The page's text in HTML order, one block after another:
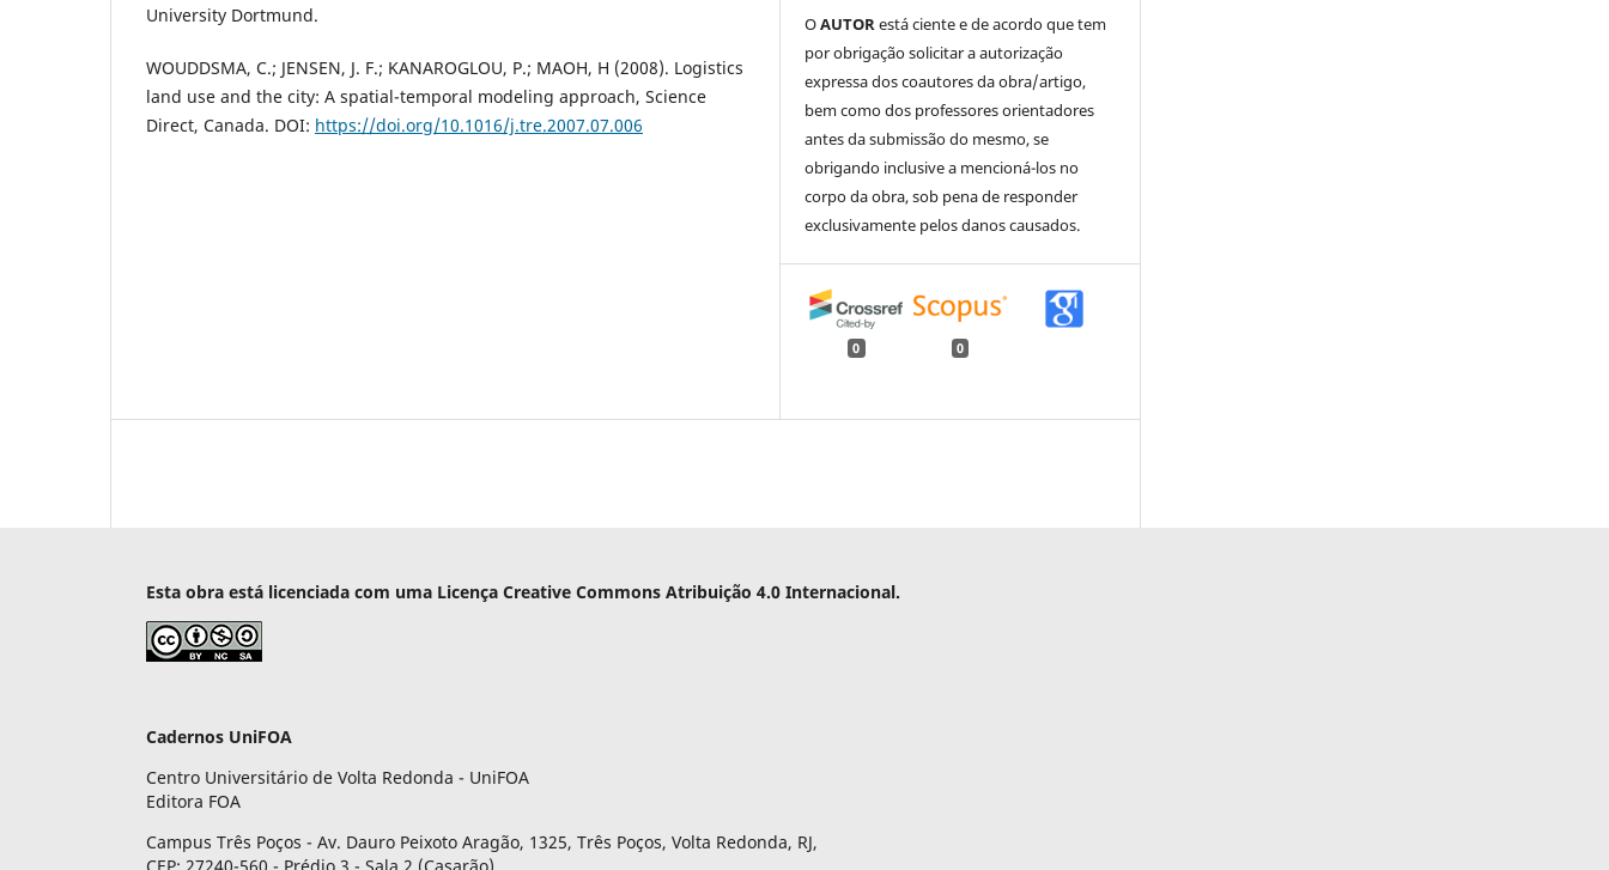
University Dortmund.
WOUDDSMA, C.; JENSEN, J. F.; KANAROGLOU, P.; MAOH, H (2008). Logistics
land use and the city: A spatial-temporal modeling approach, Science
Direct, Canada. DOI: https://doi.org/10.1016/j.tre.2007.07.006
OAUTORestá ciente e de acordo que tem
por obrigação solicitar a autorização
expressa dos coautores da obra/artigo,
bem como dos professores orientadores
antes da submissão do mesmo, se
obrigando inclusive a mencioná-los no
corpo da obra, sob pena de responder
exclusivamente pelos danos causados.
0 0
Esta obra está licenciada com uma Licença Creative Commons Atribuição 4.0 Internacional.
Cadernos UniFOA
Centro Universitário de Volta Redonda - UniFOA
Editora FOA
Campus Três Poços - Av. Dauro Peixoto Aragão, 1325, Três Poços, Volta Redonda, RJ,